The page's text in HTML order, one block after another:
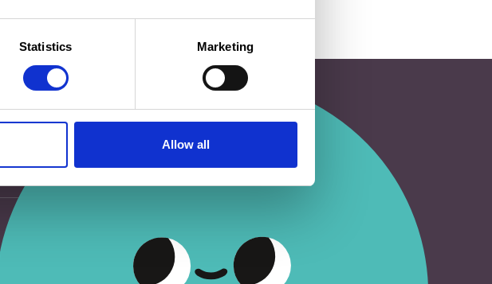
Statistics Marketing
Allow all